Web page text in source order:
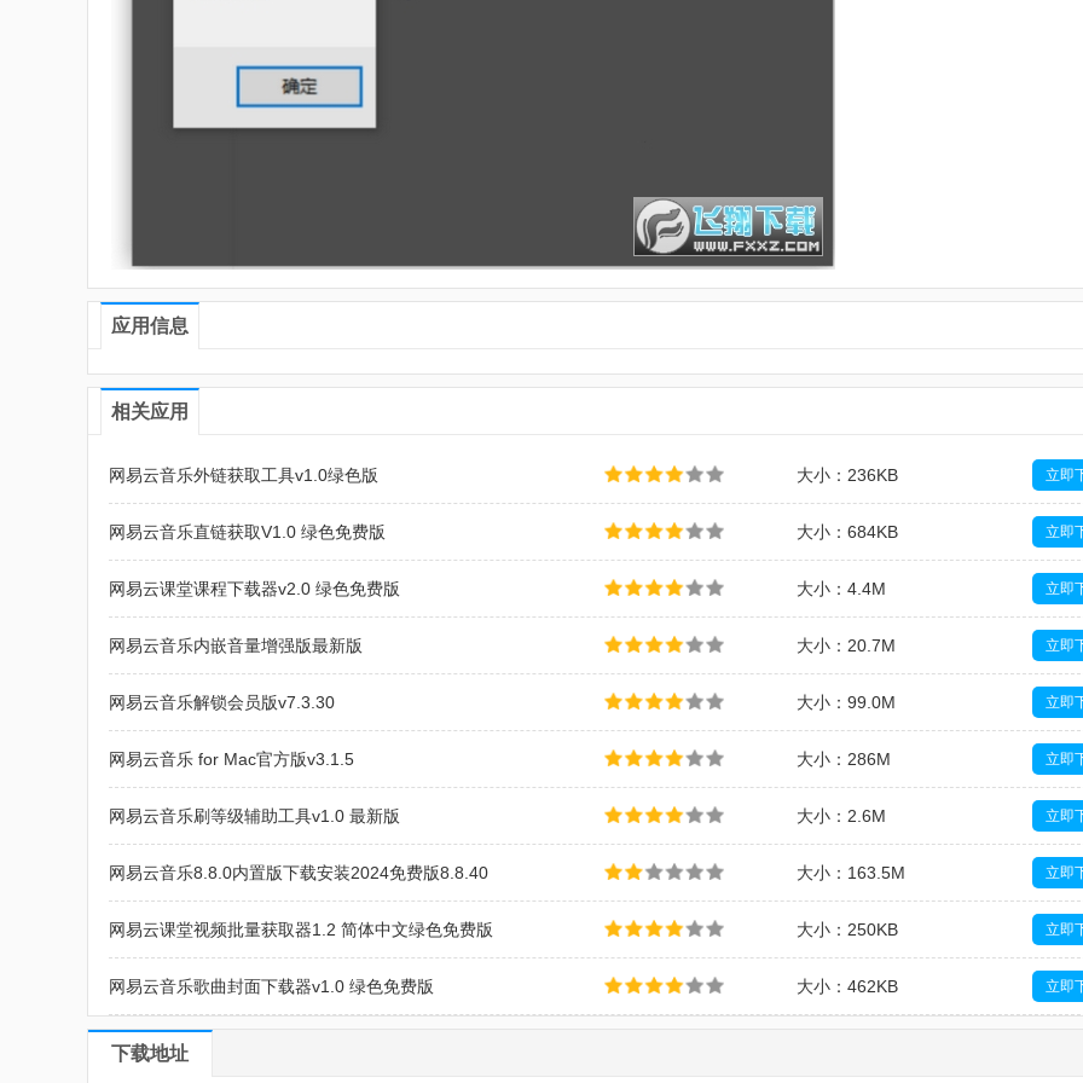
应用信息
相关应用
网易云音乐外链获取工具v1.0绿色版 大小：236KB 立即
网易云音乐直链获取V1.0 绿色免费版 大小：684KB 立即
网易云课堂课程下载器v2.0 绿色免费版 大小：4.4M 立即
网易云音乐内嵌音量增强版最新版 大小：20.7M 立即
网易云音乐解锁会员版v7.3.30 大小：99.0M 立即
网易云音乐 for Mac官方版v3.1.5 大小：286M 立即
网易云音乐刷等级辅助工具v1.0 最新版 大小：2.6M 立即
网易云音乐8.8.0内置版下载安装2024免费版8.8.40 大小：163.5M 立即
网易云课堂视频批量获取器1.2 简体中文绿色免费版 大小：250KB 立即
网易云音乐歌曲封面下载器v1.0 绿色免费版 大小：462KB 立即
下载地址